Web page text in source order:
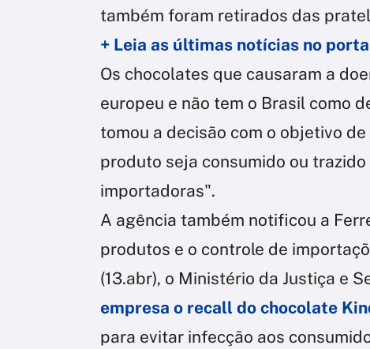
também foram retirados das
+ Leia as últimas notícias no
Os chocolates que causaram a
europeu e não tem o Brasil como
tomou a decisão com o objetivo
produto seja consumido ou
importadoras".
A agência também notificou a
produtos e o controle de
(13.abr), o Ministério da Justiça e
empresa o recall do chocolate
para evitar infecção aos